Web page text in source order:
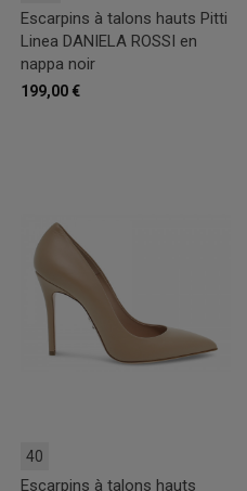
Escarpins à talons hauts Pitti
Linea DANIELA ROSSI en
nappa noir
199,00 €
40
Escarpins à talons hauts